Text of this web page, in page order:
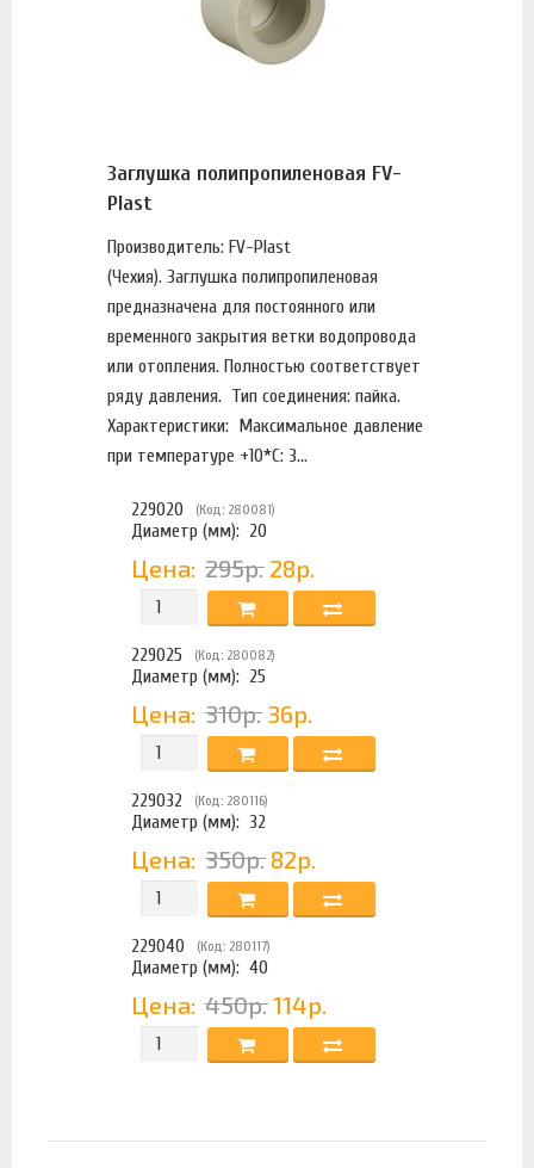
Заглушка полипропиленовая FV-
Plast
Производитель: FV-Plast
(Чехия). Заглушка полипропиленовая
предназначена для постоянного или
временного закрытия ветки водопровода
или отопления. Полностью соответствует
ряду давления. Тип соединения: пайка.
Характеристики: Максимальное давление
при температуре +10*С: 3...
229020 (Код: 280081)
Диаметр (мм): 20
Цена: 295р. 28р.
229025 (Код: 280082)
Диаметр (мм): 25
Цена: 310р. 36р.
229032 (Код: 280116)
Диаметр (мм): 32
Цена: 350р. 82р.
229040 (Код: 280117)
Диаметр (мм): 40
Цена: 450р. 114р.